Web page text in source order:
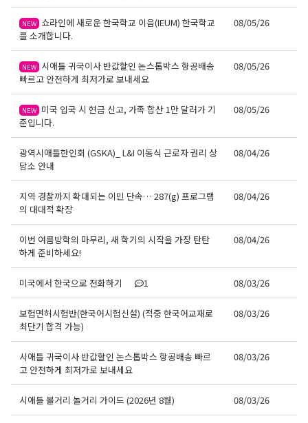
NEW 쇼라인에 새로운 한국학교 이음(IEUM) 한국학교
를 소개합니다.
08/05/26
NEW 시애틀 귀국이사 반값할인 논스톱박스 항공배송
빠르고 안전하게 최저가로 보내세요
08/05/26
NEW 미국 입국 시 현금 신고, 가족 합산 1만 달러가 기
준입니다.
08/05/26
광역시애틀한인회 (GSKA)_ L&I 이동식 근로자 권리 상
담소 안내
08/04/26
지역 경찰까지 확대되는 이민 단속… 287(g) 프로그램
의 대대적 확장
08/04/26
이번 여름방학의 마무리, 새 학기의 시작을 가장 탄탄
하게 준비하세요!
08/04/26
미국에서 한국으로 전화하기 1 08/03/26
보험면허시험반(한국어시험신설) (적중 한국어교재로
최단기 합격 가능)
08/03/26
시애틀 귀국이사 반값할인 논스톱박스 항공배송 빠르
고 안전하게 최저가로 보내세요
08/03/26
시애틀 볼거리 놀거리 가이드 (2026년 8월) 08/03/26